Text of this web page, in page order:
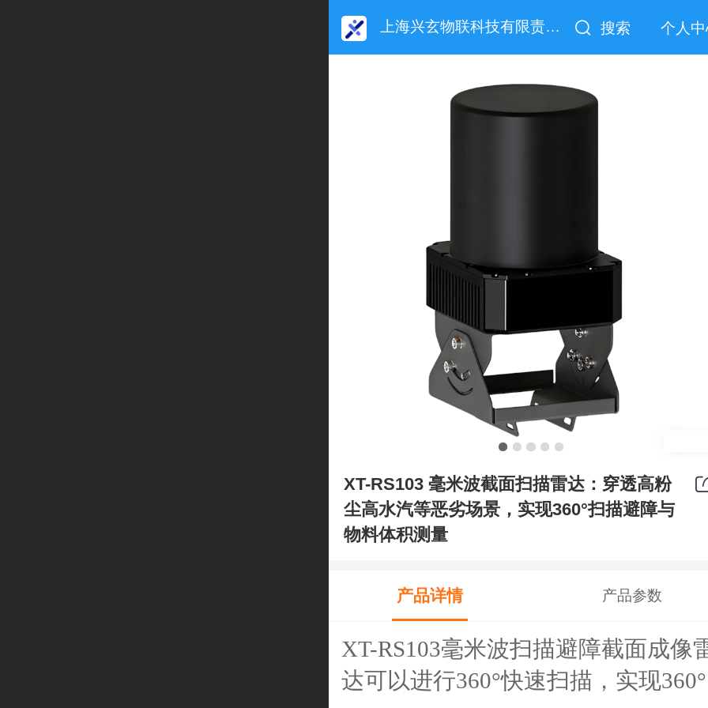
上海兴玄物联科技有限责任公司 搜索 个人
XT-RS103 毫米波截面扫描雷达：穿透高粉
尘高水汽等恶劣场景，实现360°扫描避障与
物料体积测量
产品详情 产品参数
XT-RS103毫米波扫描避障截面成像
达可以进行360°快速扫描，实现360°